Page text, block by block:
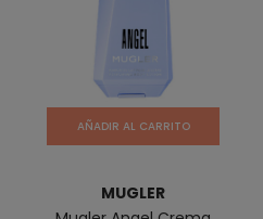
AÑADIR AL CARRITO
MUGLER